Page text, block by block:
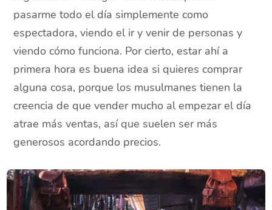
pasarme todo el día simplemente como
espectadora, viendo el ir y venir de personas y
viendo cómo funciona. Por cierto, estar ahí a
primera hora es buena idea si quieres comprar
alguna cosa, porque los musulmanes tienen la
creencia de que vender mucho al empezar el día
atrae más ventas, así que suelen ser más
generosos acordando precios.